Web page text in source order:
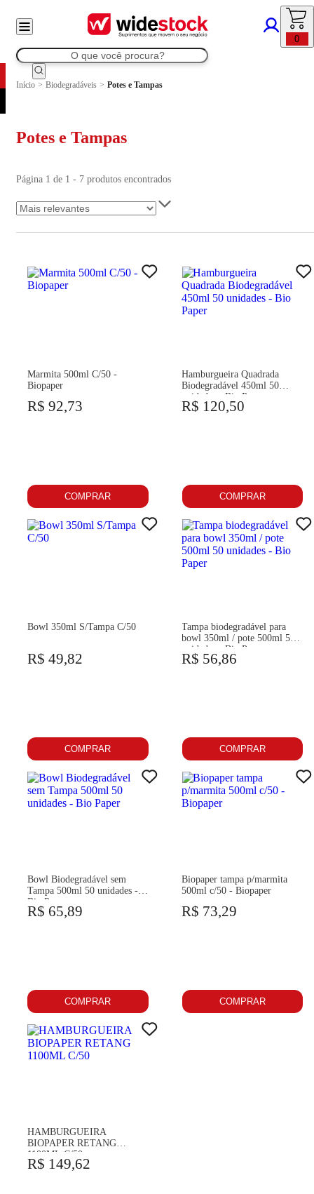
0
Início > Biodegradáveis > Potes e Tampas
Potes e Tampas
Página 1 de 1 - 7 produtos encontrados
Marmita 500ml C/50 -
Biopaper
R$ 92,73
COMPRAR
Hamburgueira Quadrada
Biodegradável 450ml 50
unidades - Bio Paper
R$ 120,50
COMPRAR
Bowl 350ml S/Tampa C/50
R$ 49,82
COMPRAR
Tampa biodegradável para
bowl 350ml / pote 500ml 50
unidades - Bio Paper
R$ 56,86
COMPRAR
Bowl Biodegradável sem
Tampa 500ml 50 unidades -
Bio Paper
R$ 65,89
COMPRAR
Biopaper tampa p/marmita
500ml c/50 - Biopaper
R$ 73,29
COMPRAR
HAMBURGUEIRA
BIOPAPER RETANG
1100ML C/50
R$ 149,62